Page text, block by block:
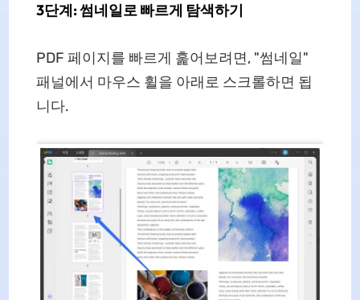
3단계: 썸네일로 빠르게 탐색하기
PDF 페이지를 빠르게 훑어보려면, "썸네일"
패널에서 마우스 휠을 아래로 스크롤하면 됩
니다.